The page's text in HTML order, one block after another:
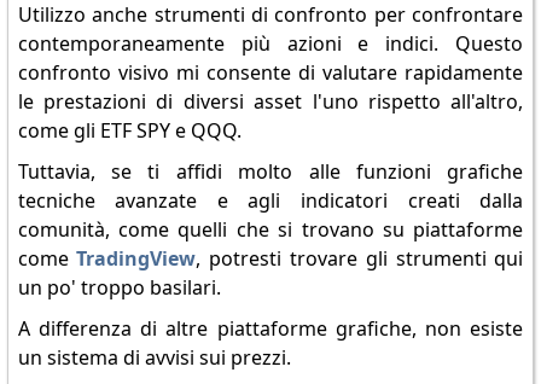
Utilizzo anche strumenti di confronto per confrontare
contemporaneamente più azioni e indici. Questo
confronto visivo mi consente di valutare rapidamente
le prestazioni di diversi asset l'uno rispetto all'altro,
come gli ETF SPY e QQQ.
Tuttavia, se ti affidi molto alle funzioni grafiche
tecniche avanzate e agli indicatori creati dalla
comunità, come quelli che si trovano su piattaforme
comeTradingView, potresti trovare gli strumenti qui
un po' troppo basilari.
A differenza di altre piattaforme grafiche, non esiste
un sistema di avvisi sui prezzi.